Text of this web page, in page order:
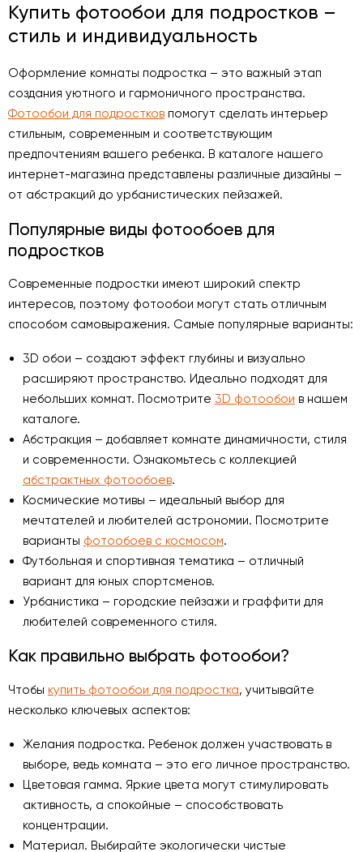
Купить фотообои для подростков –
стиль и индивидуальность
Оформление комнаты подростка – это важный этап
создания уютного и гармоничного пространства.
Фотообои для подростков помогут сделать интерьер
стильным, современным и соответствующим
предпочтениям вашего ребенка. В каталоге нашего
интернет-магазина представлены различные дизайны –
от абстракций до урбанистических пейзажей.
Популярные виды фотообоев для
подростков
Современные подростки имеют широкий спектр
интересов, поэтому фотообои могут стать отличным
способом самовыражения. Самые популярные варианты:
3D обои – создают эффект глубины и визуально
расширяют пространство. Идеально подходят для
небольших комнат. Посмотрите 3D фотообои в нашем
каталоге.
Абстракция – добавляет комнате динамичности, стиля
и современности. Ознакомьтесь с коллекцией
абстрактных фотообоев.
Космические мотивы – идеальный выбор для
мечтателей и любителей астрономии. Посмотрите
варианты фотообоев с космосом.
Футбольная и спортивная тематика – отличный
вариант для юных спортсменов.
Урбанистика – городские пейзажи и граффити для
любителей современного стиля.
Как правильно выбрать фотообои?
Чтобы купить фотообои для подростка, учитывайте
несколько ключевых аспектов:
Желания подростка. Ребенок должен участвовать в
выборе, ведь комната – это его личное пространство.
Цветовая гамма. Яркие цвета могут стимулировать
активность, а спокойные – способствовать
концентрации.
Материал. Выбирайте экологически чистые